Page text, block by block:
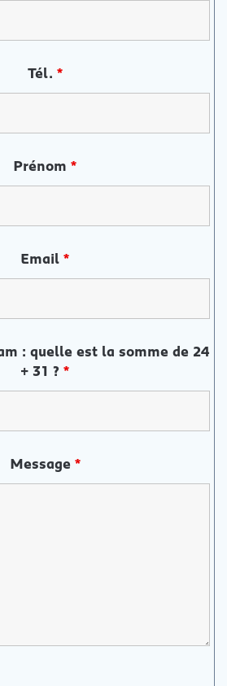
Tél. *
Prénom *
Email *
: quelle est la somme de 24
+ 31 ? *
Message *